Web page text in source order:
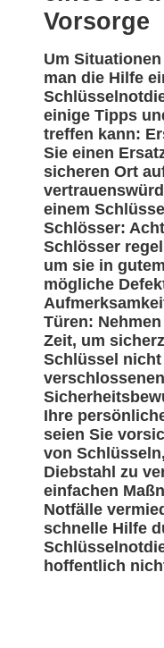
Vorsorge
Um
man die Hilfe
einige Tipps
treffen kann:
Sie einen
sicheren Ort
einem
Schlösser:
Schlösser
um sie in
mögliche
Türen:
Zeit, um
Schlüssel
Ihre
seien Sie
von
Diebstahl zu
einfachen
Notfälle
schnelle Hilfe
hoffentlich